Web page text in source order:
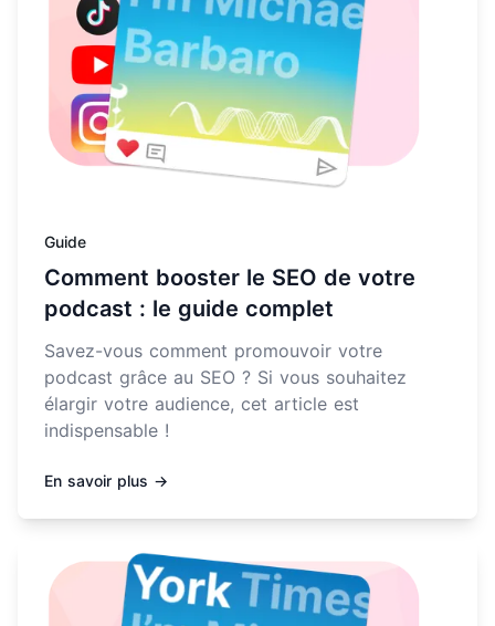
Guide
Comment booster le SEO de votre
podcast : le guide complet
Savez-vous comment promouvoir votre
podcast grâce au SEO ? Si vous souhaitez
élargir votre audience, cet article est
indispensable !
En savoir plus →
En savoir plus sur Comment choisir le thème de votre